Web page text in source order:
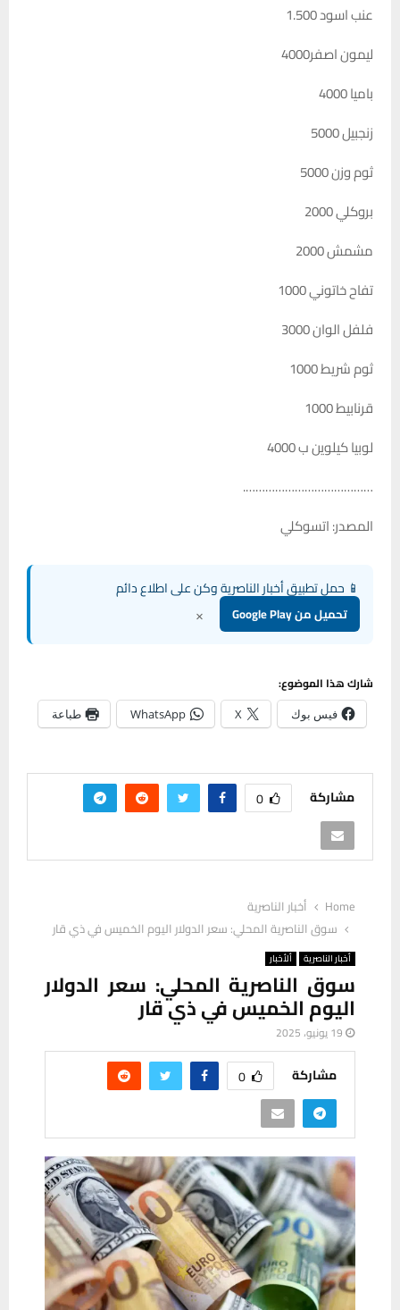
عنب اسود 1.500
ليمون اصفر4000
باميا 4000
زنجبيل 5000
ثوم وزن 5000
بروكلي 2000
مشمش 2000
تفاح خاتوني 1000
فلفل الوان 3000
ثوم شريط 1000
قرنابيط 1000
لوبيا كيلوين ب 4000
………………………………….
المصدر: اتسوكلي
📱 حمل تطبيق أخبار الناصرية وكن على اطلاع دائم
تحميل من Google Play ×
شارك هذا الموضوع:
فيس بوك X
WhatsApp طباعة
مشاركة 0
Home
أخبار الناصرية
سوق الناصرية المحلي: سعر الدولار اليوم الخميس في ذي قار
أخبار الناصرية ألأخبار
سوق الناصرية المحلي: سعر الدولار
اليوم الخميس في ذي قار
19 يونيو، 2025
مشاركة 0